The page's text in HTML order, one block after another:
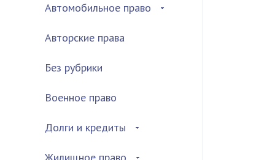
Автомобильное право
Авторские права
Без рубрики
Военное право
Долги и кредиты